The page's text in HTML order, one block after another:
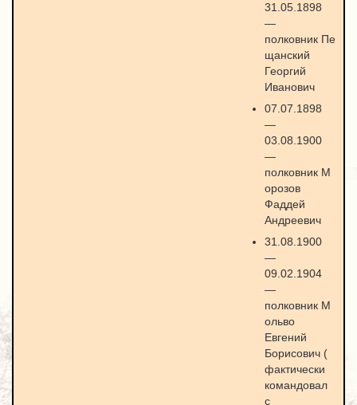
31.05.1898
—
полковник Пе
щанский
Георгий
Иванович
07.07.1898
—
03.08.1900
—
полковник М
орозов
Фаддей
Андреевич
31.08.1900
—
09.02.1904
—
полковник М
ольво
Евгений
Борисович (
фактически
командовал
с